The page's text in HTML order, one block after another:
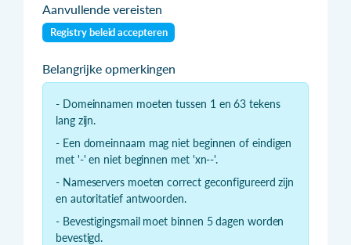
Aanvullende vereisten
Registry beleid accepteren
Belangrijke opmerkingen
- Domeinnamen moeten tussen 1 en 63 tekens
lang zijn.
- Een domeinnaam mag niet beginnen of eindigen
met '-' en niet beginnen met 'xn--'.
- Nameservers moeten correct geconfigureerd zijn
en autoritatief antwoorden.
- Bevestigingsmail moet binnen 5 dagen worden
bevestigd.